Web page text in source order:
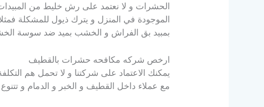
الحشرات و لا نعتمد على رش خليط من
الموجودة في المنزل و يترك ذيول للمشكلة
بمبيد بق الفراش و الخشب بميد ضد سوسة
ارخص شركه مكافحه حشرات بالقطيف
يمكنك الاعتماد على شركتنا و لا تحمل هم
مع عملاء داخل القطيف و الخبر و الدمام و